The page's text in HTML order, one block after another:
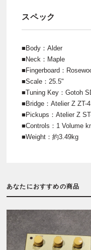
スペック
■Body：Alder
■Neck：Maple
■Fingerboard：
■Scale：25.5"
■Tuning Key：Gotoh
■Bridge：Atelier Z ZT-
■Pickups：Atelier Z
■Controls：1 Volume
■Weight：約3.49kg
あなたにおすすめの商品